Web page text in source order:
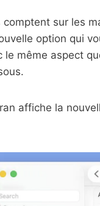
comptent sur les
option qui
le même aspect
affiche la